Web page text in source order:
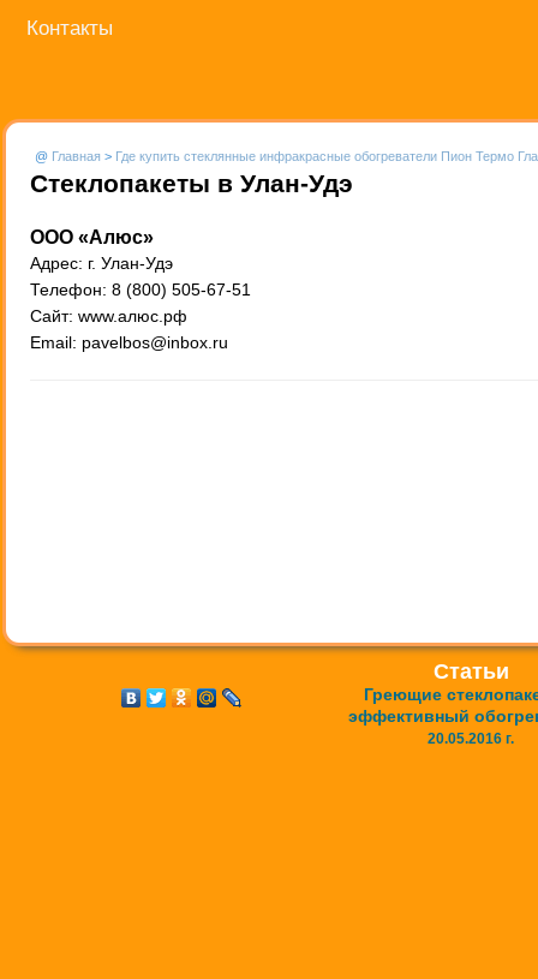
Контакты
@ Главная > Где купить стеклянные инфракрасные обогреватели Пион Термо
Стеклопакеты в Улан-Удэ
ООО «Алюс»
Адрес: г. Улан-Удэ
Телефон: 8 (800) 505-67-51
Сайт: www.алюс.рф
Email: pavelbos@inbox.ru
Статьи
Греющие
эффективный
20.05.2016 г.